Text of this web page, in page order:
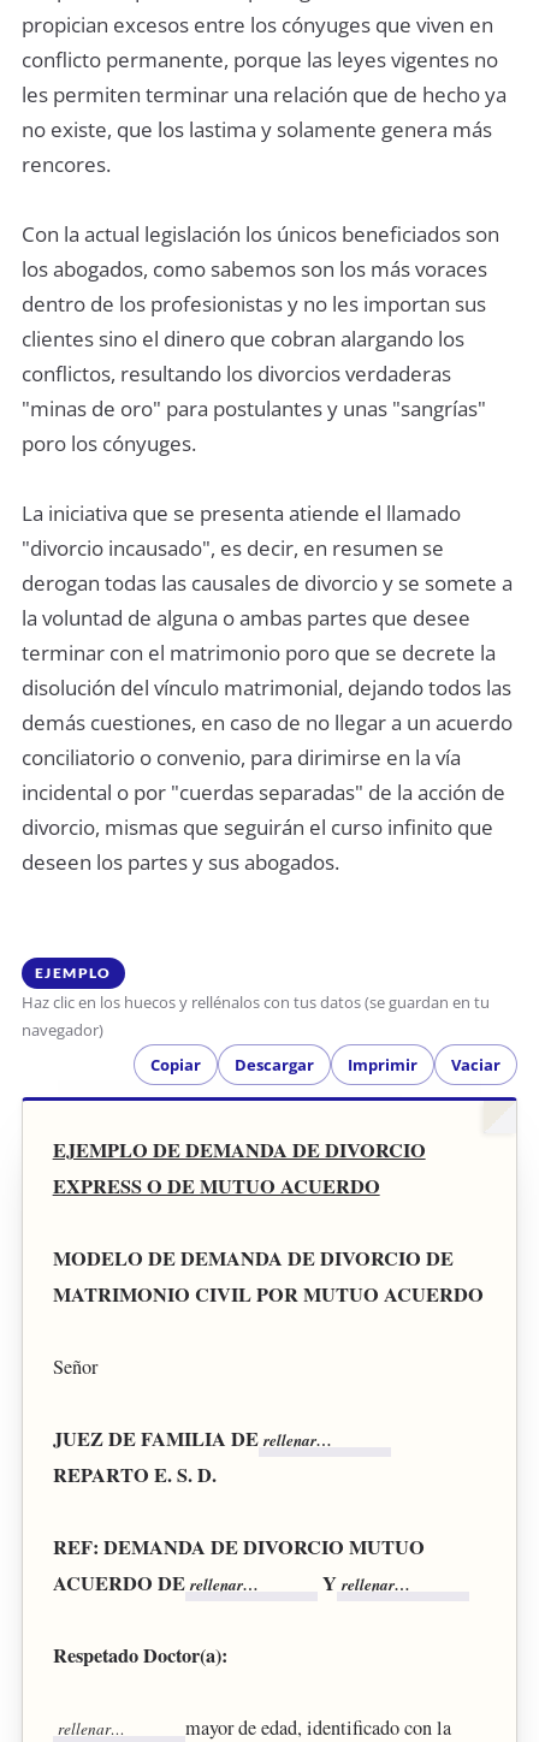
propician excesos entre los cónyuges que viven en
conflicto permanente, porque las leyes vigentes no
les permiten terminar una relación que de hecho ya
no existe, que los lastima y solamente genera más
rencores.
Con la actual legislación los únicos beneficiados son
los abogados, como sabemos son los más voraces
dentro de los profesionistas y no les importan sus
clientes sino el dinero que cobran alargando los
conflictos, resultando los divorcios verdaderas
"minas de oro" para postulantes y unas "sangrías"
poro los cónyuges.
La iniciativa que se presenta atiende el llamado
"divorcio incausado", es decir, en resumen se
derogan todas las causales de divorcio y se somete a
la voluntad de alguna o ambas partes que desee
terminar con el matrimonio poro que se decrete la
disolución del vínculo matrimonial, dejando todos las
demás cuestiones, en caso de no llegar a un acuerdo
conciliatorio o convenio, para dirimirse en la vía
incidental o por "cuerdas separadas" de la acción de
divorcio, mismas que seguirán el curso infinito que
deseen los partes y sus abogados.
EJEMPLO
Haz clic en los huecos y rellénalos con tus datos (se guardan en tu
navegador)
Copiar
Descargar Imprimir Vaciar
EJEMPLO DE DEMANDA DE DIVORCIO
EXPRESS O DE MUTUO ACUERDO
MODELO DE DEMANDA DE DIVORCIO DE
MATRIMONIO CIVIL POR MUTUO ACUERDO
Señor
JUEZ DE FAMILIA DE
REPARTO E. S. D.
REF: DEMANDA DE DIVORCIO MUTUO
ACUERDO DE
Y
Respetado Doctor(a):
mayor de edad, identificado con la